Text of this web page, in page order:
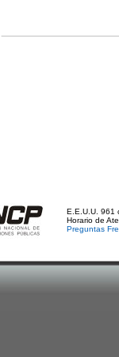
E.E.U.U. 961
Horario de
Preguntas